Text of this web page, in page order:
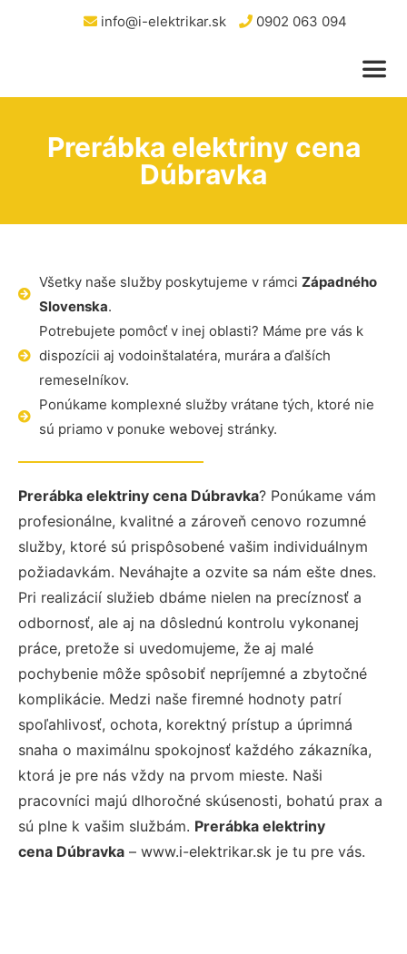
info@i-elektrikar.sk 0902 063 094
Prerábka elektriny cena
Dúbravka
Všetky naše služby poskytujeme v rámci Západného
Slovenska.
Potrebujete pomôcť v inej oblasti? Máme pre vás k
dispozícii aj vodoinštalatéra, murára a ďalších
remeselníkov.
Ponúkame komplexné služby vrátane tých, ktoré nie
sú priamo v ponuke webovej stránky.
Prerábka elektriny cena Dúbravka? Ponúkame vám
profesionálne, kvalitné a zároveň cenovo rozumné
služby, ktoré sú prispôsobené vašim individuálnym
požiadavkám. Neváhajte a ozvite sa nám ešte dnes.
Pri realizácií služieb dbáme nielen na precíznosť a
odbornosť, ale aj na dôslednú kontrolu vykonanej
práce, pretože si uvedomujeme, že aj malé
pochybenie môže spôsobiť nepríjemné a zbytočné
komplikácie. Medzi naše firemné hodnoty patrí
spoľahlivosť, ochota, korektný prístup a úprimná
snaha o maximálnu spokojnosť každého zákazníka,
ktorá je pre nás vždy na prvom mieste. Naši
pracovníci majú dlhoročné skúsenosti, bohatú prax a
sú plne k vašim službám. Prerábka elektriny
cena Dúbravka – www.i-elektrikar.sk je tu pre vás.